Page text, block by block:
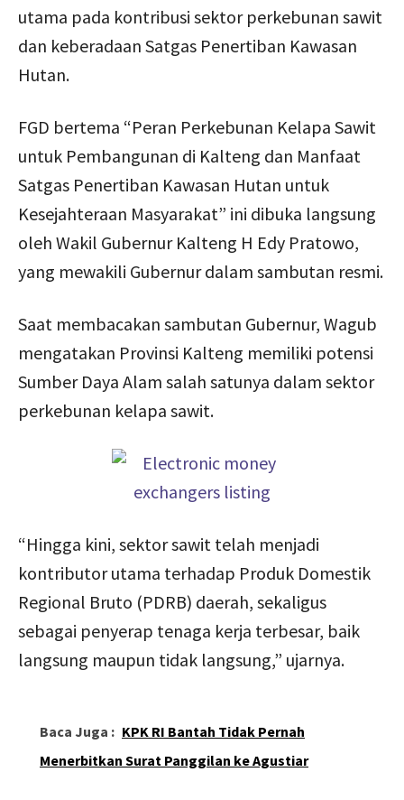
utama pada kontribusi sektor perkebunan sawit
dan keberadaan Satgas Penertiban Kawasan
Hutan.
FGD bertema “Peran Perkebunan Kelapa Sawit
untuk Pembangunan di Kalteng dan Manfaat
Satgas Penertiban Kawasan Hutan untuk
Kesejahteraan Masyarakat” ini dibuka langsung
oleh Wakil Gubernur Kalteng H Edy Pratowo,
yang mewakili Gubernur dalam sambutan resmi.
Saat membacakan sambutan Gubernur, Wagub
mengatakan Provinsi Kalteng memiliki potensi
Sumber Daya Alam salah satunya dalam sektor
perkebunan kelapa sawit.
“Hingga kini, sektor sawit telah menjadi
kontributor utama terhadap Produk Domestik
Regional Bruto (PDRB) daerah, sekaligus
sebagai penyerap tenaga kerja terbesar, baik
langsung maupun tidak langsung,” ujarnya.
Baca Juga : KPK RI Bantah Tidak Pernah
Menerbitkan Surat Panggilan ke Agustiar